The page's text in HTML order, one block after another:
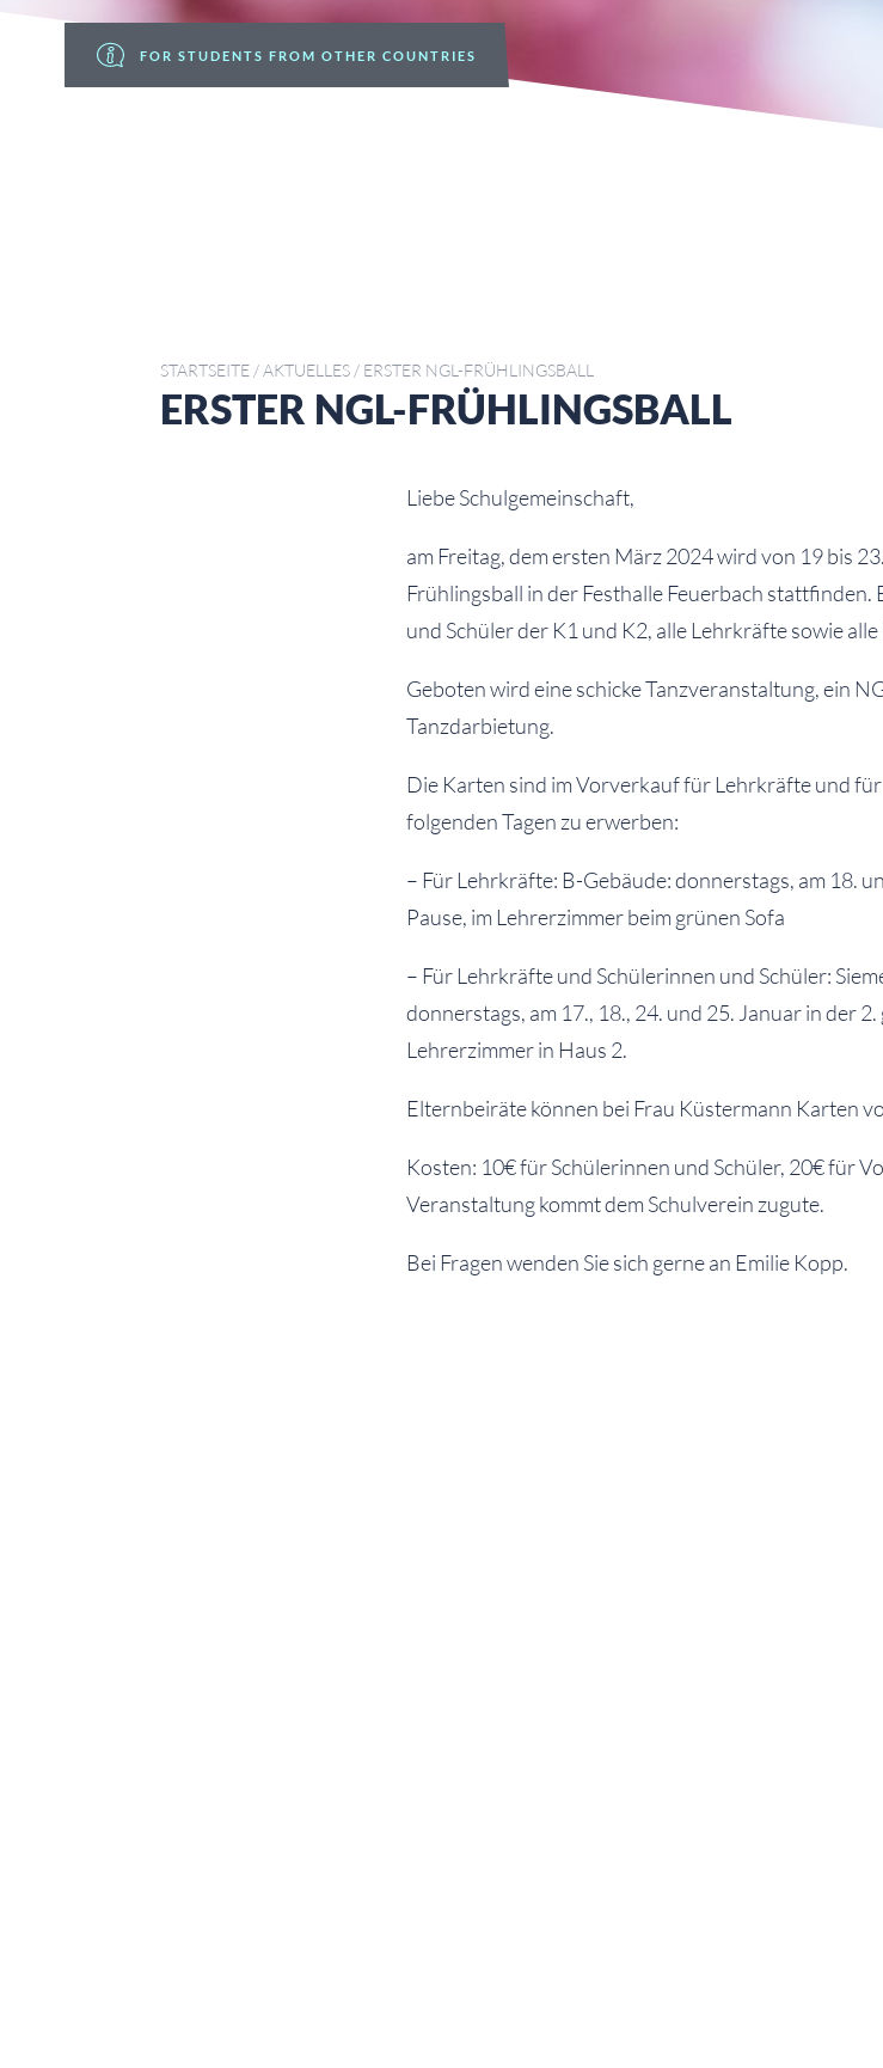
FOR STUDENTS FROM OTHER COUNTRIES
STARTSEITE /AKTUELLES / ERSTER NGL-FRÜHLINGSBALL
ERSTER NGL-FRÜHLINGSBALL
Liebe Schulgemeinschaft,
am Freitag, dem ersten März 2024 wird von 19 bis
Frühlingsball in der Festhalle Feuerbach stattfinden.
und Schüler der K1 und K2, alle Lehrkräfte sowie
Geboten wird eine schicke Tanzveranstaltung, ein
Tanzdarbietung.
Die Karten sind im Vorverkauf für Lehrkräfte und
folgenden Tagen zu erwerben:
– Für Lehrkräfte: B-Gebäude: donnerstags, am 18.
Pause, im Lehrerzimmer beim grünen Sofa
– Für Lehrkräfte und Schülerinnen und Schüler:
donnerstags, am 17., 18., 24. und 25. Januar in der
Lehrerzimmer in Haus 2.
Elternbeiräte können bei Frau Küstermann Karten
Kosten: 10€ für Schülerinnen und Schüler, 20€ für
Veranstaltung kommt dem Schulverein zugute.
Bei Fragen wenden Sie sich gerne an Emilie Kopp.